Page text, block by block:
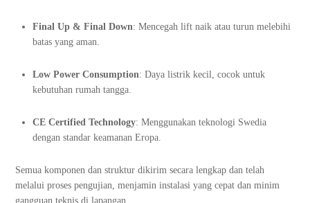
Final Up & Final Down: Mencegah lift naik atau turun melebihi
batas yang aman.
Low Power Consumption: Daya listrik kecil, cocok untuk
kebutuhan rumah tangga.
CE Certified Technology: Menggunakan teknologi Swedia
dengan standar keamanan Eropa.
Semua komponen dan struktur dikirim secara lengkap dan telah
melalui proses pengujian, menjamin instalasi yang cepat dan minim
gangguan teknis di lapangan.